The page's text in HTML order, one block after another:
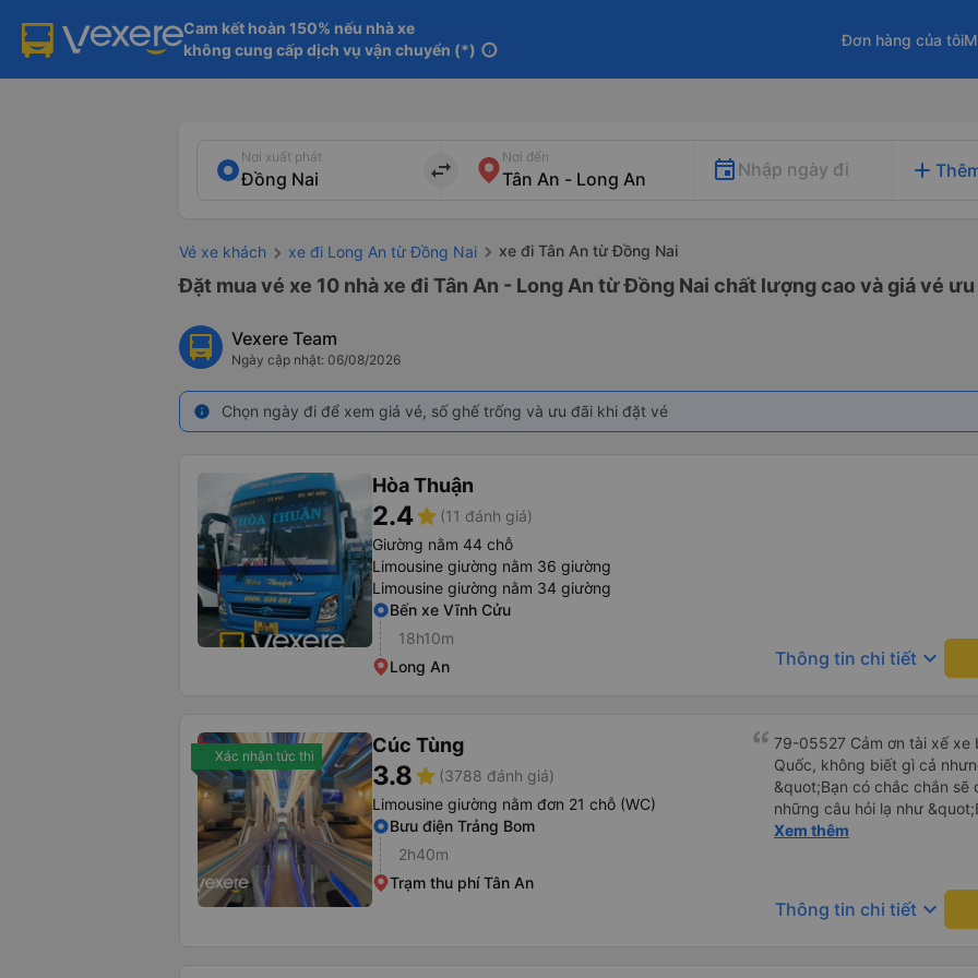
Cam kết hoàn 150% nếu nhà xe
không cung cấp dịch vụ vận chuyển (*) info
Đơn hàng của tôi
Nơi xuất phát
import_export
Nơi đến
Nhập ngày đi add
Vé xe khách xe đi Long An từ Đồng Nai xe đi Tân An từ Đồng Nai
Đặt mua vé xe 10 nhà xe đi Tân An - Long An từ Đồng Nai chất lượng cao và giá vé
Vexere Team
Ngày cập nhật: 06/08/2026
info Chọn ngày đi để xem giá vé, số ghế trống và ưu đãi khi đặt vé
Hòa Thuận
2.4star (11 đánh giá)
Giường nằm 44 chỗ
Limousine giường nằm 36 giường
Limousine giường nằm 34 giường
Bến xe Vĩnh Cửu
18h10m
Long An
Thông tin chi tiết keyboard_arrow_down
Xác nhận tức thì Cúc Tùng
3.8star (3788 đánh giá)
Limousine giường nằm đơn 21 chỗ (WC)
Bưu điện Trảng Bom
2h40m
Trạm thu phí Tân An
79-05527 Cảm ơn tài xế xe
Quốc, không biết gì cả
&quot;Bạn có chắc chắn sẽ
những câu hỏi lạ như
sạn của chúng tôi
và thậm chí còn đón tôi tại
buổi sáng. ngu ngốc đến
Xem thêm
Thông tin chi tiết keyboard_arrow_down